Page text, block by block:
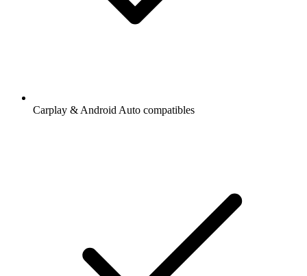
Carplay & Android Auto compatibles